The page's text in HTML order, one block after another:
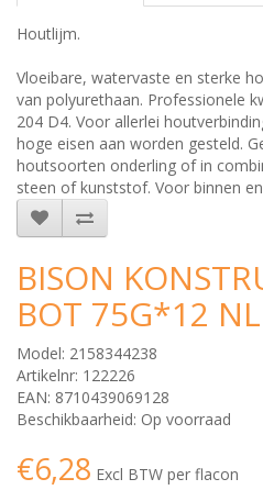
Houtlijm.
Vloeibare, watervaste en sterke
van polyurethaan. Professionele
204 D4. Voor allerlei
hoge eisen aan worden gesteld.
houtsoorten onderling of in
steen of kunststof. Voor binnen
BISON
BOT 75G*12
Model: 2158344238
Artikelnr: 122226
EAN: 8710439069128
Beschikbaarheid: Op voorraad
€6,28 Excl BTW per flacon